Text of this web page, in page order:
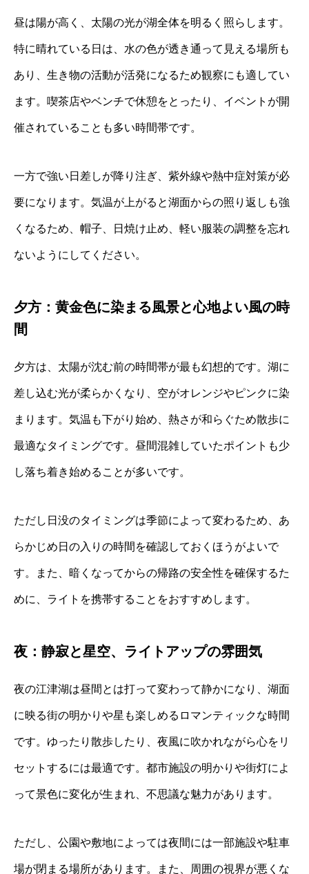
昼は陽が高く、太陽の光が湖全体を明るく照らします。
特に晴れている日は、水の色が透き通って見える場所も
あり、生き物の活動が活発になるため観察にも適してい
ます。喫茶店やベンチで休憩をとったり、イベントが開
催されていることも多い時間帯です。
一方で強い日差しが降り注ぎ、紫外線や熱中症対策が必
要になります。気温が上がると湖面からの照り返しも強
くなるため、帽子、日焼け止め、軽い服装の調整を忘れ
ないようにしてください。
夕方：黄金色に染まる風景と心地よい風の時
間
夕方は、太陽が沈む前の時間帯が最も幻想的です。湖に
差し込む光が柔らかくなり、空がオレンジやピンクに染
まります。気温も下がり始め、熱さが和らぐため散歩に
最適なタイミングです。昼間混雑していたポイントも少
し落ち着き始めることが多いです。
ただし日没のタイミングは季節によって変わるため、あ
らかじめ日の入りの時間を確認しておくほうがよいで
す。また、暗くなってからの帰路の安全性を確保するた
めに、ライトを携帯することをおすすめします。
夜：静寂と星空、ライトアップの雰囲気
夜の江津湖は昼間とは打って変わって静かになり、湖面
に映る街の明かりや星も楽しめるロマンティックな時間
です。ゆったり散歩したり、夜風に吹かれながら心をリ
セットするには最適です。都市施設の明かりや街灯によ
って景色に変化が生まれ、不思議な魅力があります。
ただし、公園や敷地によっては夜間には一部施設や駐車
場が閉まる場所があります。また、周囲の視界が悪くな